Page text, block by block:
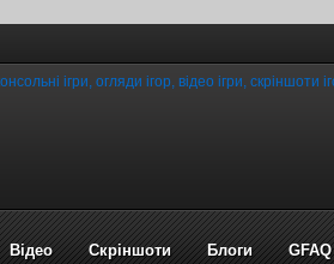
Відео Cкріншоти Блоги GFAQ